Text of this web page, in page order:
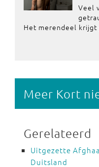
Veel
Het merendeel krijgt
Meer Kort
Gerelateerd
Uitgezette
Duitsland